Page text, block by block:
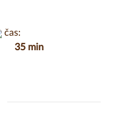
čas:
35 min